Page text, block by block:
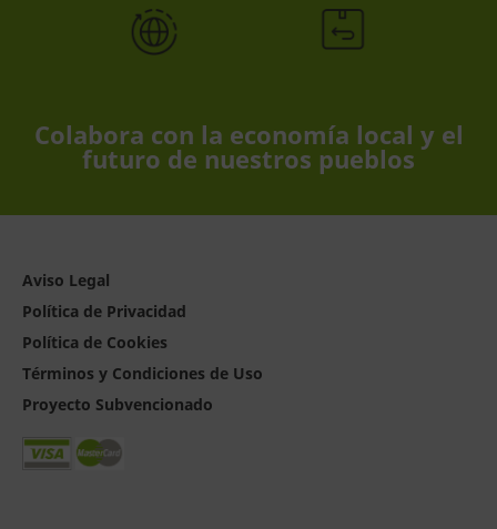
Colabora con la economía local y el
futuro de nuestros pueblos
Aviso Legal
Política de Privacidad
Política de Cookies
Términos y Condiciones de Uso
Proyecto Subvencionado